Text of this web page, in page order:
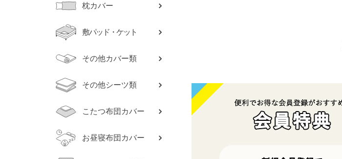
枕カバー
敷パッド・ケット
その他カバー類
その他シーツ類
こたつ布団カバー
お昼寝布団カバー